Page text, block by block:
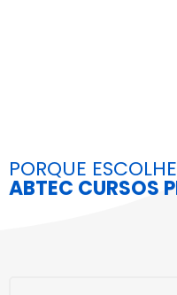
PORQUE
ABTEC CURSOS